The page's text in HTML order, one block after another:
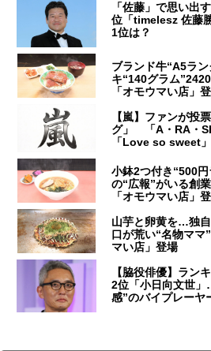
「佐藤」で思い出
位「timelesz 佐藤
1位は？
ブランド牛“A5ラ
キ“140グラム
「オモウマい店」
【嵐】ファンが投
グ」 「A・RA・
「Love so sweet
小鉢2つ付き“500
の“広報”がいる創
「オモウマい店」
山芋と卵黄を…独
口が荒い“名物ママ
マい店」登場
【脇役俳優】ラン
2位「小日向文世
感”のバイプレーヤ